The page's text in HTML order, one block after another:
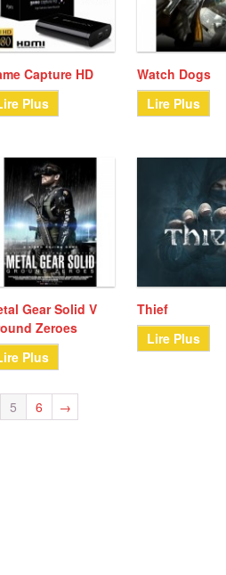
Capture HD
Plus
Watch Dogs
Lire Plus
Gear Solid V
Zeroes
Plus
Thief
Lire Plus
5 6 →